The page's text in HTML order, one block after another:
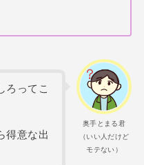
奥手とまる君
（いい人だけど
モテない）
ろってこ
得意な出